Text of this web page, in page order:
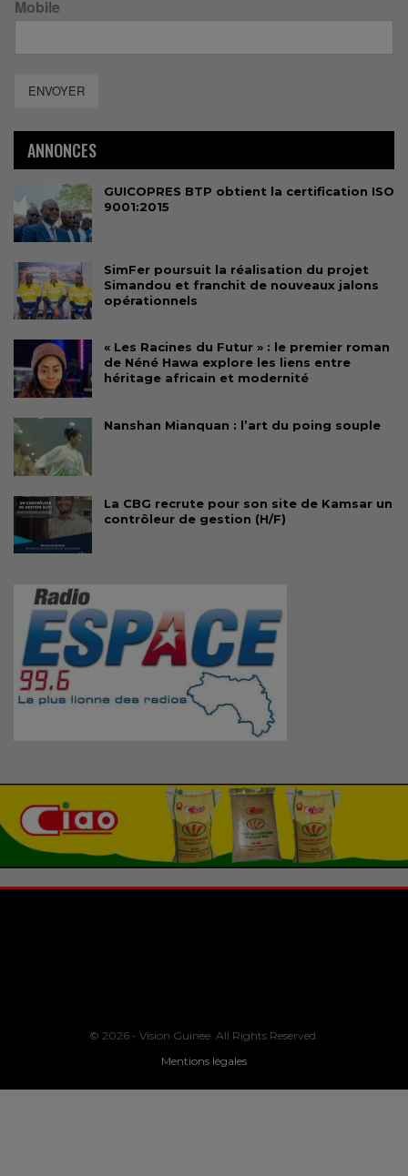
Mobile
ENVOYER
ANNONCES
GUICOPRES BTP obtient la certification ISO
9001:2015
SimFer poursuit la réalisation du projet
Simandou et franchit de nouveaux jalons
opérationnels
« Les Racines du Futur » : le premier roman
de Néné Hawa explore les liens entre
héritage africain et modernité
Nanshan Mianquan : l’art du poing souple
La CBG recrute pour son site de Kamsar un
contrôleur de gestion (H/F)
© 2026 - Vision Guinee. All Rights Reserved.
Mentions légales